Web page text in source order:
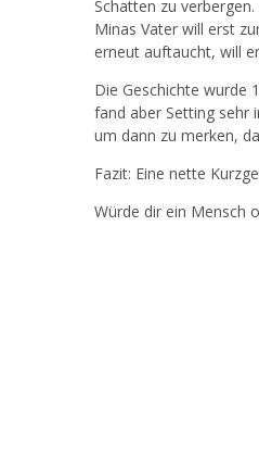
Schatten zu
Minas Vater will erst
erneut auftaucht, will
Die Geschichte wurde
fand aber Setting sehr
um dann zu merken,
Fazit: Eine nette
Würde dir ein Mensch